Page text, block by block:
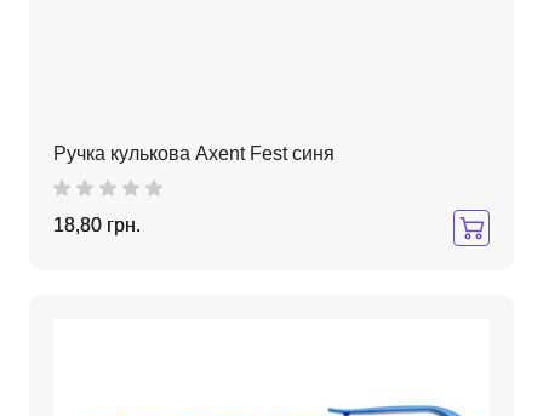
Ручка кулькова Axent Fest синя
18,80 грн.